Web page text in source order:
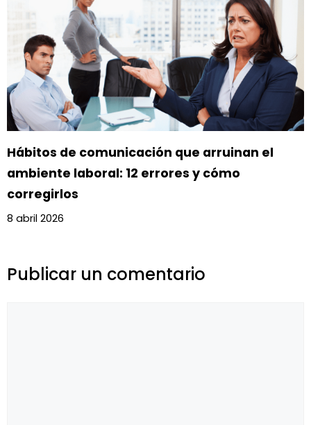
Hábitos de comunicación que arruinan el
ambiente laboral: 12 errores y cómo
corregirlos
8 abril 2026
Publicar un comentario